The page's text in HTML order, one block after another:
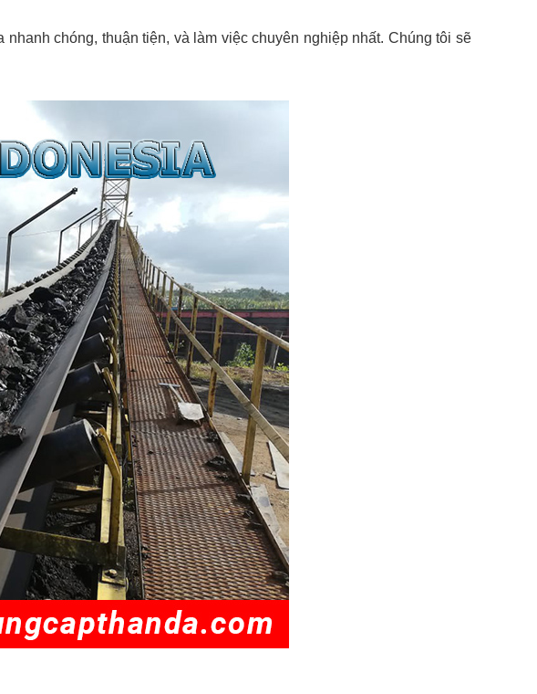
chóng, thuận tiện, và làm việc chuyên nghiệp nhất. Chúng tôi sẽ